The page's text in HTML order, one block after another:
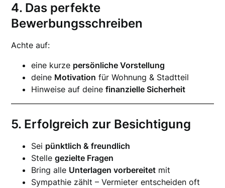
4. Das perfekte
Bewerbungsschreiben
Achte auf:
eine kurze persönliche Vorstellung
deine Motivation für Wohnung & Stadtteil
Hinweise auf deinefinanzielle Sicherheit
5. Erfolgreich zur Besichtigung
Sei pünktlich & freundlich
Stellegezielte Fragen
Bring alle Unterlagen vorbereitet mit
Sympathie zählt – Vermieter entscheiden oft